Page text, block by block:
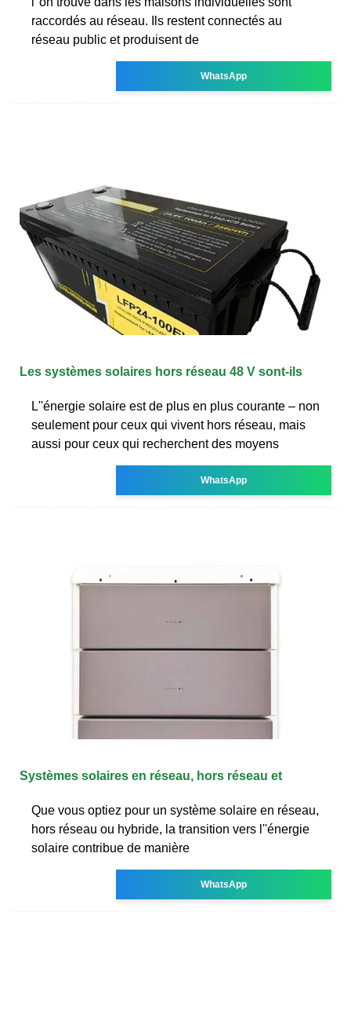
raccordés au réseau. Ils restent connectés au
réseau public et produisent de
WhatsApp
Les systèmes solaires hors réseau 48 V sont-ils
L''énergie solaire est de plus en plus courante – non
seulement pour ceux qui vivent hors réseau, mais
aussi pour ceux qui recherchent des moyens
WhatsApp
Systèmes solaires en réseau, hors réseau et
Que vous optiez pour un système solaire en réseau,
hors réseau ou hybride, la transition vers l''énergie
solaire contribue de manière
WhatsApp